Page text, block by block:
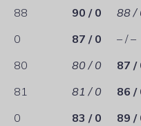
88 90 / 0
88 /
0 87 / 0
– / –
80 80 / 0
87 /
81 81 / 0
86 /
0 83 / 0
89 /